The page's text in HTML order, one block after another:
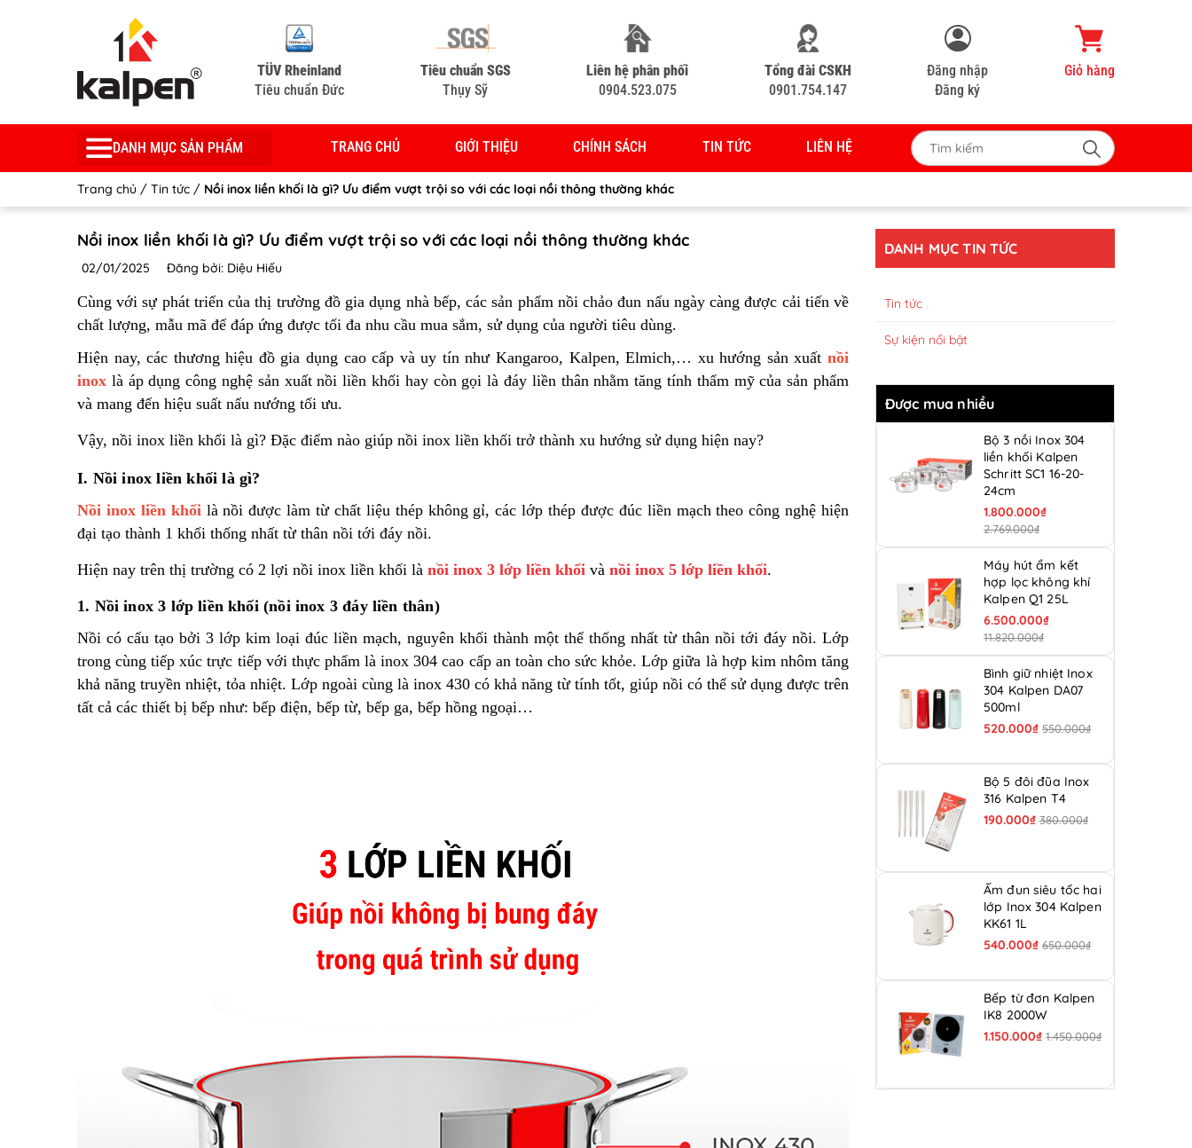
TÜV Rheinland
Tiêu chuẩn Đức
Tiêu chuẩn SGS
Thụy Sỹ
Liên hệ phân phối
0904.523.075
Tổng đài CSKH
0901.754.147
Đăng nhập
Đăng ký
Giỏ hàng
DANH MỤC SẢN PHẨM TRANG CHỦ GIỚI THIỆU CHÍNH SÁCH TIN TỨC LIÊN HỆ
Trang chủ / Tin tức / Nồi inox liền khối là gì? Ưu điểm vượt trội so với các loại nồi thông thường khác
Nồi inox liền khối là gì? Ưu điểm vượt trội so với các loại nồi thông thường khác
02/01/2025 Đăng bởi: Diệu Hiếu
Cùng với sự phát triển của thị trường đồ gia dụng nhà bếp, các sản phẩm nồi chảo đun nấu ngày càng được cải tiến về
chất lượng, mẫu mã để đáp ứng được tối đa nhu cầu mua sắm, sử dụng của người tiêu dùng.
Hiện nay, các thương hiệu đồ gia dụng cao cấp và uy tín như Kangaroo, Kalpen, Elmich,… xu hướng sản xuất nồi
inox là áp dụng công nghệ sản xuất nồi liền khối hay còn gọi là đáy liền thân nhằm tăng tính thẩm mỹ của sản phẩm
và mang đến hiệu suất nấu nướng tối ưu.
Vậy, nồi inox liền khối là gì? Đặc điểm nào giúp nồi inox liền khối trở thành xu hướng sử dụng hiện nay?
I. Nồi inox liền khối là gì?
Nồi inox liền khốilà nồi được làm từ chất liệu thép không gỉ, các lớp thép được đúc liền mạch theo công nghệ hiện
đại tạo thành 1 khối thống nhất từ thân nồi tới đáy nồi.
Hiện nay trên thị trường có 2 lợi nồi inox liền khối là nồi inox 3 lớp liền khối và nồi inox 5 lớp liền khối.
1. Nồi inox 3 lớp liền khối (nồi inox 3 đáy liền thân)
Nồi có cấu tạo bởi 3 lớp kim loại đúc liền mạch, nguyên khối thành một thể thống nhất từ thân nồi tới đáy nồi. Lớp
trong cùng tiếp xúc trực tiếp với thực phẩm là inox 304 cao cấp an toàn cho sức khỏe. Lớp giữa là hợp kim nhôm tăng
khả năng truyền nhiệt, tỏa nhiệt. Lớp ngoài cùng là inox 430 có khả năng từ tính tốt, giúp nồi có thể sử dụng được trên
tất cả các thiết bị bếp như: bếp điện, bếp từ, bếp ga, bếp hồng ngoại…
DANH MỤC TIN TỨC
Tin tức
Sự kiện nổi bật
Được mua nhiều
Bộ 3 nồi Inox 304
liền khối Kalpen
Schritt SC1 16-20-
24cm
1.800.000₫
2.769.000₫
Máy hút ẩm kết
hợp lọc không khí
Kalpen Q1 25L
6.500.000₫
11.820.000₫
Bình giữ nhiệt Inox
304 Kalpen DA07
500ml
520.000₫ 550.000₫
Bộ 5 đôi đũa Inox
316 Kalpen T4
190.000₫ 380.000₫
Ấm đun siêu tốc hai
lớp Inox 304 Kalpen
KK61 1L
540.000₫ 650.000₫
Bếp từ đơn Kalpen
IK8 2000W
1.150.000₫ 1.450.000₫